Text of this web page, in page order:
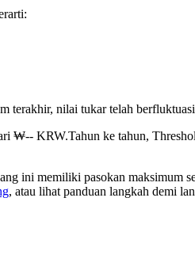
terakhir, nilai tukar telah
₩-- KRW.Tahun ke tahun,
ini memiliki pasokan maksimum
, atau lihat panduan langkah demi